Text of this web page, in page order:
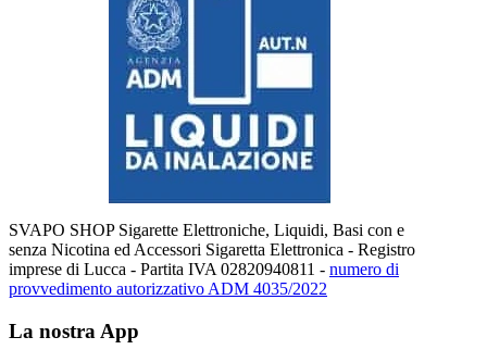
SVAPO SHOP Sigarette Elettroniche, Liquidi, Basi con e
senza Nicotina ed Accessori Sigaretta Elettronica - Registro
imprese di Lucca - Partita IVA 02820940811 - numero di
provvedimento autorizzativo ADM 4035/2022
La nostra App